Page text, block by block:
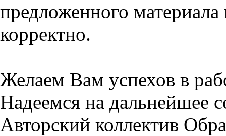
предложенного
корректно.
Желаем Вам успехов в
Надеемся на дальнейшее
Авторский коллектив